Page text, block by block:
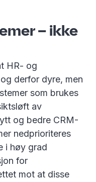
– ikke
HR- og
derfor dyre, men
som brukes
av
og bedre CRM-
nedprioriteres
i høy grad
for
mot at disse